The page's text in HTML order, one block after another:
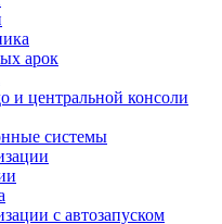
арок
и центральной консоли
системы
с автозапуском